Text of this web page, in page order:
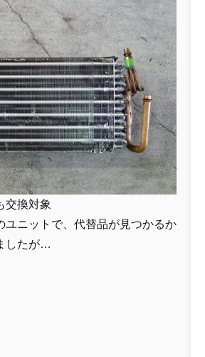
交換対象
ユニットで、代替品が見つかるか
したが…